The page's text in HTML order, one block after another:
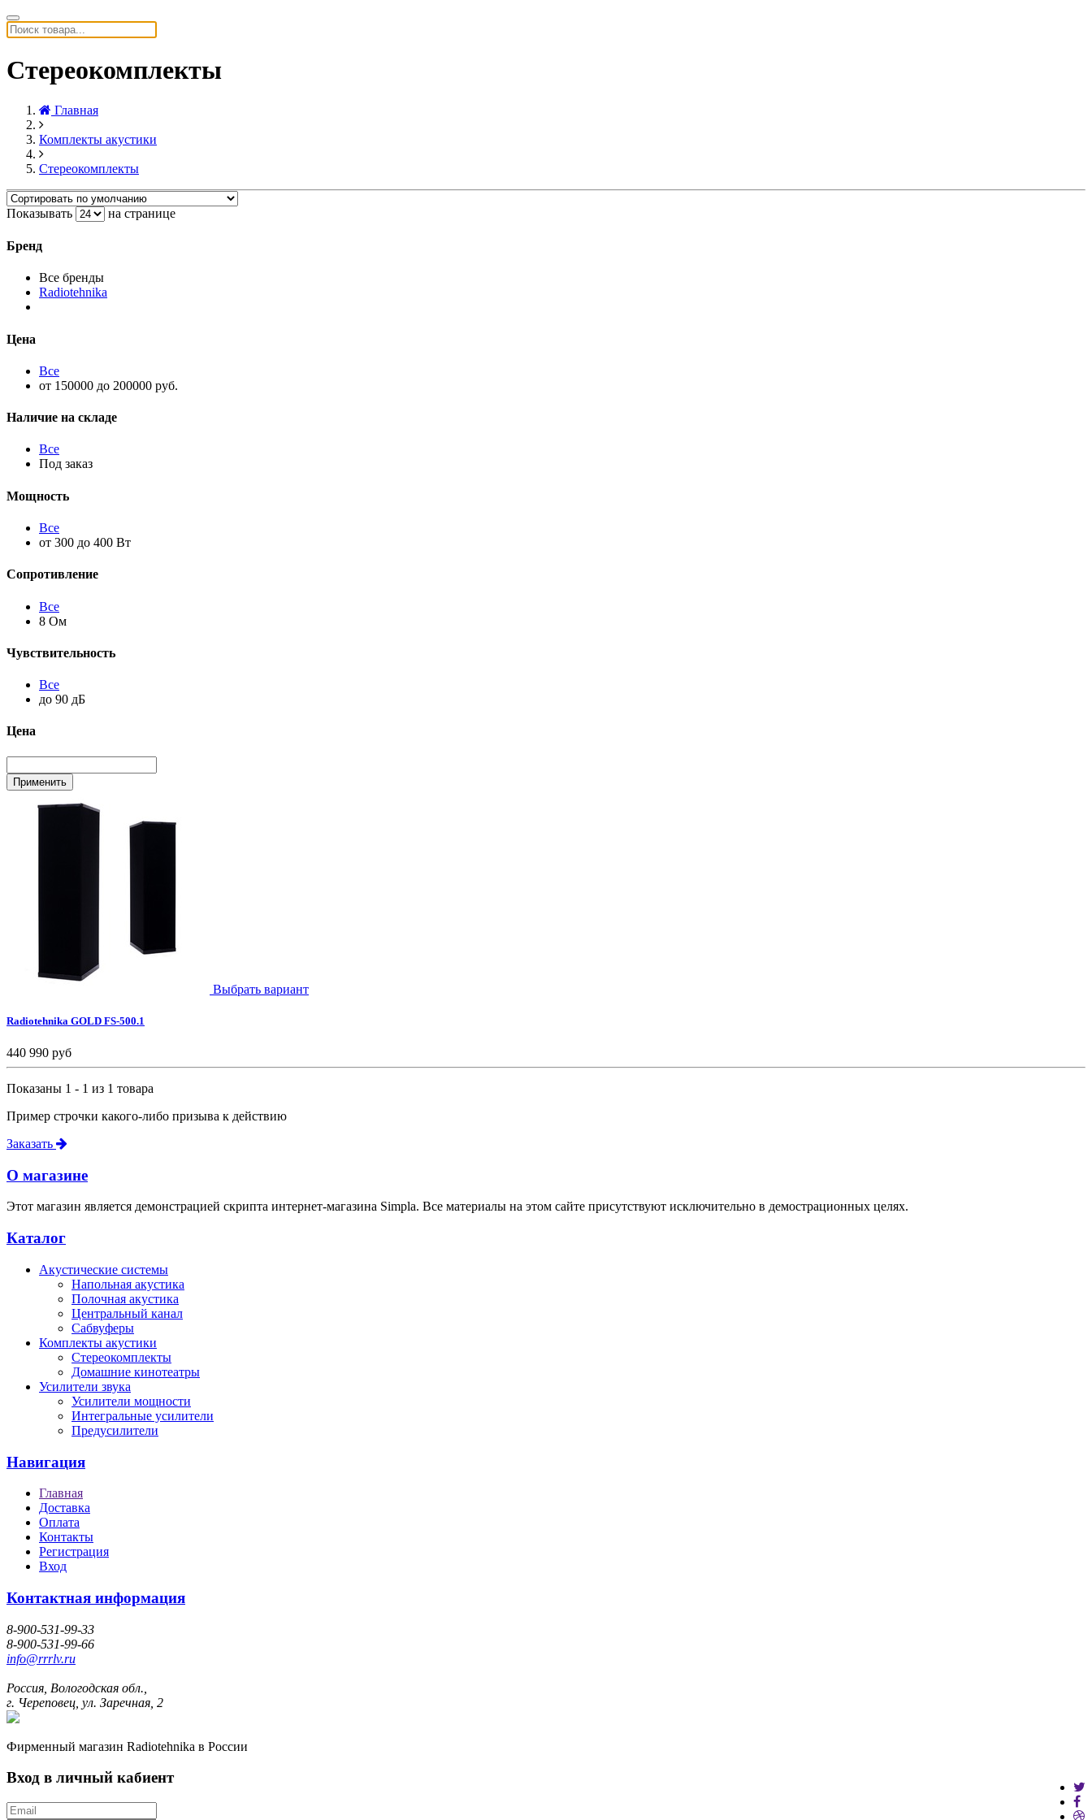
Стереокомплекты
Главная
Комплекты акустики
Стереокомплекты
Показывать на странице
Бренд
Все бренды
Radiotehnika
Цена
Все
от 150000 до 200000 руб.
Наличие на складе
Все
Под заказ
Мощность
Все
от 300 до 400 Вт
Сопротивление
Все
8 Ом
Чувствительность
Все
до 90 дБ
Цена
Выбрать вариант
Radiotehnika GOLD FS-500.1
440 990 руб
Показаны 1 - 1 из 1 товара
Пример строчки какого-либо призыва к действию
Заказать
О магазине
Этот магазин является демонстрацией скрипта интернет-магазина Simpla. Все материалы на этом сайте присутствуют исключительно в демострационных целях.
Каталог
Акустические системы
Напольная акустика
Полочная акустика
Центральный канал
Сабвуферы
Комплекты акустики
Стереокомплекты
Домашние кинотеатры
Усилители звука
Усилители мощности
Интегральные усилители
Предусилители
Навигация
Главная
Доставка
Оплата
Контакты
Регистрация
Вход
Контактная информация
8-900-531-99-33
8-900-531-99-66
info@rrrlv.ru
Россия, Вологодская обл.,
г. Череповец, ул. Заречная, 2
Фирменный магазин Radiotehnika в России
Вход в личный кабиент